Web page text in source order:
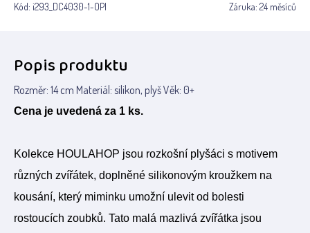
Kód: i293_DC4030-1-OPI Záruka: 24 měsíců
Popis produktu
Rozměr: 14 cm Materiál: silikon, plyš Věk: 0+
Cena je uvedená za 1 ks.
Kolekce HOULAHOP jsou rozkošní plyšáci s motivem
různých zvířátek, doplněné silikonovým kroužkem na
kousání, který miminku umožní ulevit od bolesti
rostoucích zoubků. Tato malá mazlivá zvířátka jsou